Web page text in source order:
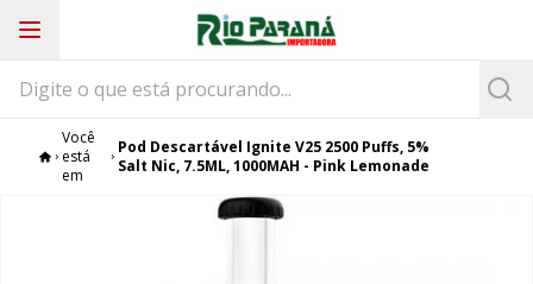
Você
está
em
Pod Descartável Ignite V25 2500 Puffs, 5%
Salt Nic, 7.5ML, 1000MAH - Pink Lemonade